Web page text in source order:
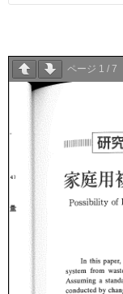
ページ 1 / 7